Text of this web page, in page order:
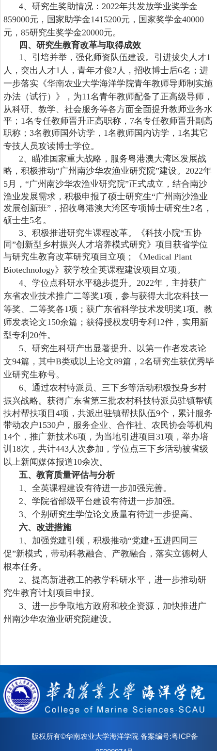
4、 研究生奖助情况： 2022年共发放学业奖学金
859000元， 国家助学金1415200元， 国家奖学金40000
元， 85研究生奖学金20000元。
四、研究生教育改革与取得成效
1、 引培并举，强化师资队伍建设。 引进拔尖人才1
人，突出人才1人，青年才俊2人 ， 招收博士后6名；进
一步落实 《华南农业大学海洋学院青年教师导师制实施
办法（试行）》
， 为11名青年教师配备了正高级导师，
从科研、教学、社会服务等各方面全面提升教师业务水
平；1名专任教师晋升正高职称，7名专任教师晋升副高
职称； 3名教师国外访学，1名教师国内访学，1名其它
专技人员攻读博士学位。
2、 瞄准国家重大战略，服务粤港澳大湾区发展战
略，积极推动“广州南沙华农渔业研究院”建设。 2022年
5月， “广州南沙华农渔业研究院”正式成立，结合南沙
渔业发展需求，积极申报了硕士研究生“广州南沙渔业
发展创新班”，招收粤港澳大湾区专项博士研究生2名，
硕士生5名 。
3、 积极推进研究生课程改革。《科技小院“五协
同”创新型乡村振兴人才培养模式研究》项目获省学位
与研究生教育改革研究项目立项；《Medical Plant
Biotechnology》获学校全英课程建设项目立项。
4、 学位点科研水平稳步提升。 2022年，主持获广
东省农业技术推广二等奖1项 ， 参与获得大北农科技一
等奖、二等奖各1项 ； 获广东省科学技术发明奖1项。 教
师发表论文150余篇； 获得授权发明专利 12件 ， 实用新
型专利 20件。
5、 研究生科研产出显著提升。以第一作者发表论
文94篇，其中B类或以上论文89篇，2名研究生获优秀毕
业研究生称号。
6、 通过农村特派员、三下乡等活动积极投身乡村
振兴战略。 获得广东省第三批农村科技特派员驻镇帮镇
扶村帮扶项目 4项，共派出驻镇帮扶队伍9个，累计服务
带动农户1530户，服务企业、合作社、农民协会等机构
14个，推广新技术6项，为当地引进项目31项，举办培
训18次，共计443人次参加 ， 学位点三下乡活动被省级
以上新闻媒体报道10余次。
五、教育质量评估与分析
1、 全英课程建设有待进一步加强完善。
2、 学院省部级平台建设有待进一步加强。
3、 个别研究生学位论文质量有待进一步提高。
六、改进措施
1、 加强党建引领， 积极推动“党建+五进四同三
促”新模式 ， 带动科教融合、产教融合，落实立德树人
根本任务。
2、 提高新进教工的教学科研水平，进一步推动研
究生教育计划项目申报。
3、 进一步争取地方政府和校企资源 ，加快推进广
州南沙华农渔业研究院建设。
版权所有©华南农业大学海洋学院 备案编号:粤ICP备